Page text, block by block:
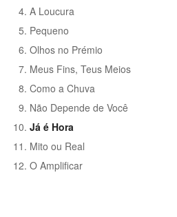
A Loucura
Pequeno
Olhos no Prémio
Meus Fins, Teus Meios
Como a Chuva
Não Depende de Você
Já é Hora
Mito ou Real
O Amplificar